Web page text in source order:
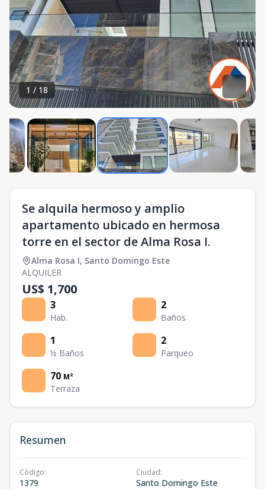
1 / 18
Se alquila hermoso y amplio
apartamento ubicado en hermosa
torre en el sector de Alma Rosa I.
Alma Rosa I, Santo Domingo Este
ALQUILER
US$ 1,700
3
Hab.
2
Baños
1
½ Baños
2
Parqueo
70 M²
Terraza
Resumen
Código:
1379
Ciudad:
Santo Domingo Este